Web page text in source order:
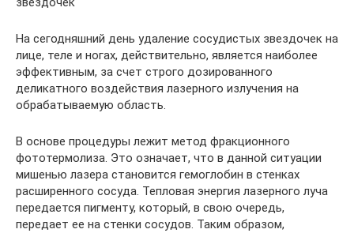
На сегодняшний день удаление сосудистых звездочек на
лице, теле и ногах, действительно, является наиболее
эффективным, за счет строго дозированного
деликатного воздействия лазерного излучения на
обрабатываемую область.
В основе процедуры лежит метод фракционного
фототермолиза. Это означает, что в данной ситуации
мишенью лазера становится гемоглобин в стенках
расширенного сосуда. Тепловая энергия лазерного луча
передается пигменту, который, в свою очередь,
передает ее на стенки сосудов. Таким образом,